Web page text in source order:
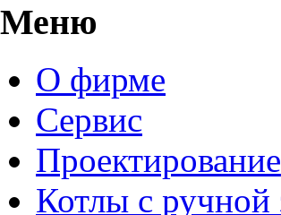
Меню
О фирме
Сервис
Проектирование
Котлы с ручной